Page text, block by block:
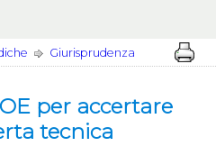
Giurisprudenza
per accertare
tecnica